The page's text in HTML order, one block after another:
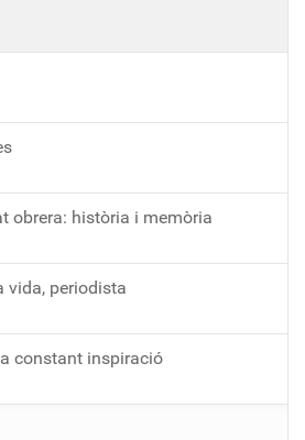
obrera: història i memòria
vida, periodista
constant inspiració